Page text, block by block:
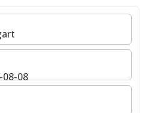
08-08
för din vistelse